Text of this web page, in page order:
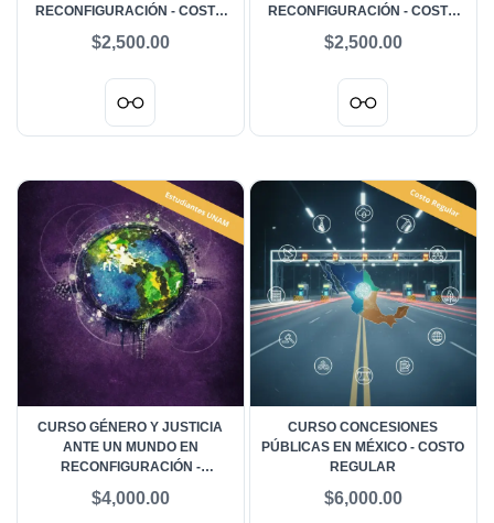
RECONFIGURACIÓN - COSTO
PRIMERA DE DOS
$2,500.00
RECONFIGURACIÓN - COSTO
SEGUNDA DE DOS
$2,500.00
CURSO GÉNERO Y JUSTICIA
ANTE UN MUNDO EN
RECONFIGURACIÓN -
$4,000.00
CURSO CONCESIONES
PÚBLICAS EN MÉXICO - COSTO
REGULAR
$6,000.00